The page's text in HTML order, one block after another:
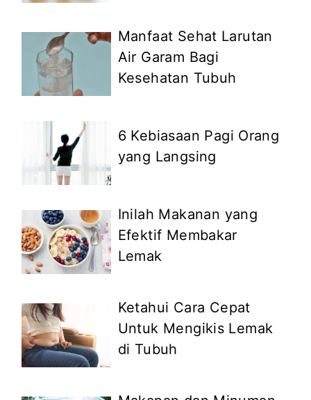
Manfaat Sehat Larutan
Air Garam Bagi
Kesehatan Tubuh
6 Kebiasaan Pagi Orang
yang Langsing
Inilah Makanan yang
Efektif Membakar
Lemak
Ketahui Cara Cepat
Untuk Mengikis Lemak
di Tubuh